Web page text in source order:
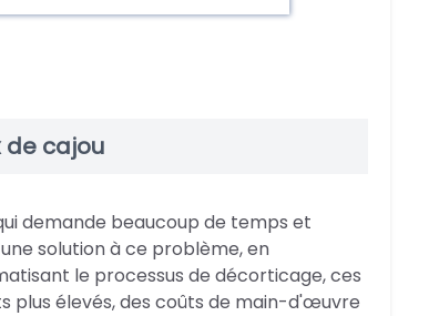
de cajou
demande beaucoup de temps et
solution à ce problème, en
le processus de décorticage, ces
plus élevés, des coûts de main-d'œuvre